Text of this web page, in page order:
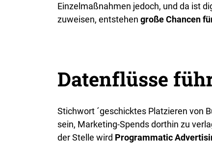
Einzelmaßnahmen jedoch, und da ist
zuweisen, entstehen große Chancen
Datenflüsse
Stichwort ´geschicktes Platzieren von
sein, Marketing-Spends dorthin zu
der Stelle wird Programmatic